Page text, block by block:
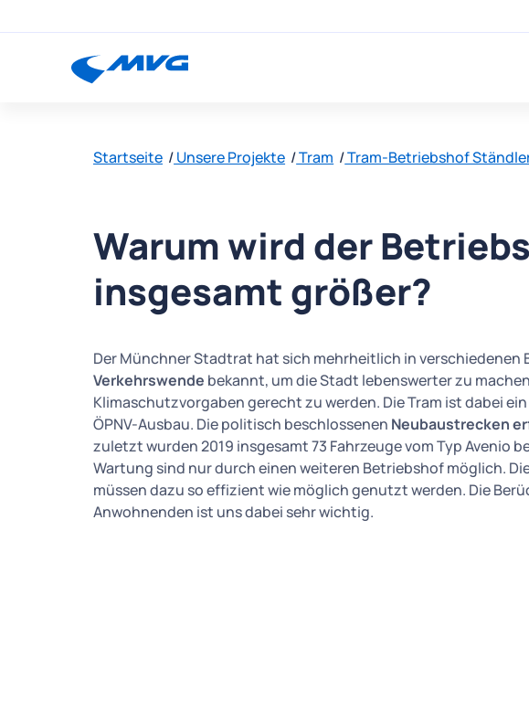
Startseite Unsere Projekte Tram Tram-Betriebshof
Warum wird der
insgesamt größer?
Der Münchner Stadtrat hat sich mehrheitlich in verschiedenen
Verkehrswende bekannt, um die Stadt lebenswerter zu
Klimaschutzvorgaben gerecht zu werden. Die Tram ist dabei
ÖPNV-Ausbau. Die politisch beschlossenen Neubaustrecken
zuletzt wurden 2019 insgesamt 73 Fahrzeuge vom Typ Avenio
Wartung sind nur durch einen weiteren Betriebshof möglich.
müssen dazu so effizient wie möglich genutzt werden. Die
Anwohnenden ist uns dabei sehr wichtig.